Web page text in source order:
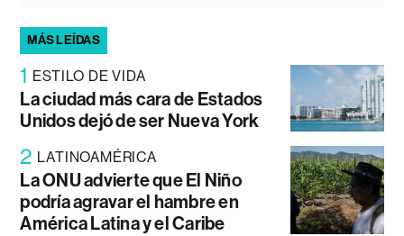
MÁS LEÍDAS
1 ESTILO DE VIDA
La ciudad más cara de Estados
Unidos dejó de ser Nueva York
2 LATINOAMÉRICA
La ONU advierte que El Niño
podría agravar el hambre en
América Latina y el Caribe